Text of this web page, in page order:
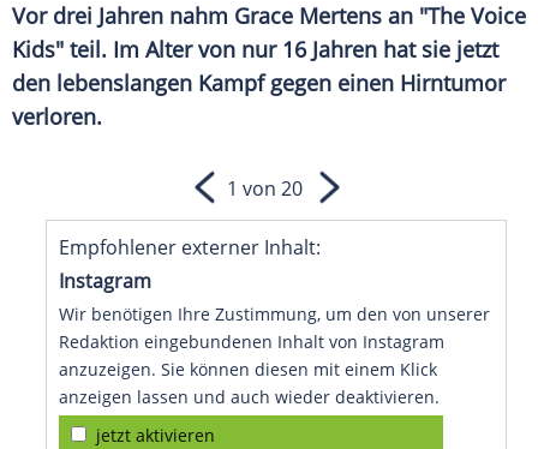
Vor drei Jahren nahm Grace Mertens an "The Voice
Kids" teil. Im Alter von nur 16 Jahren hat sie jetzt
den lebenslangen Kampf gegen einen Hirntumor
verloren.
Empfohlener externer Inhalt:
Instagram
Wir benötigen Ihre Zustimmung, um den von unserer
Redaktion eingebundenen Inhalt von Instagram
anzuzeigen. Sie können diesen mit einem Klick
anzeigen lassen und auch wieder deaktivieren.
jetzt aktivieren
1 von 20